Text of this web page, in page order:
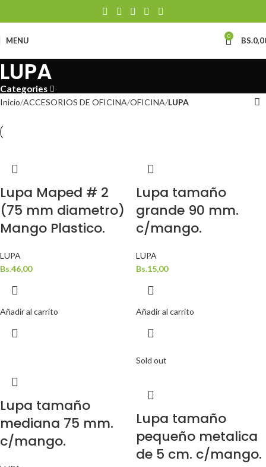
MENU 0 BS.
LUPA
Categories
Inicio ACCESORIOS DE OFICINA OFICINA LUPA
Lupa Maped # 2
(75 mm diametro)
Mango Plastico.
LUPA
Bs.46,00
Añadir al carrito
Lupa tamaño
grande 90 mm.
c/mango.
LUPA
Bs.15,00
Añadir al carrito
Lupa tamaño
mediana 75 mm.
c/mango.
Sold out
Lupa tamaño
pequeño metalica
de 5 cm. c/mango.